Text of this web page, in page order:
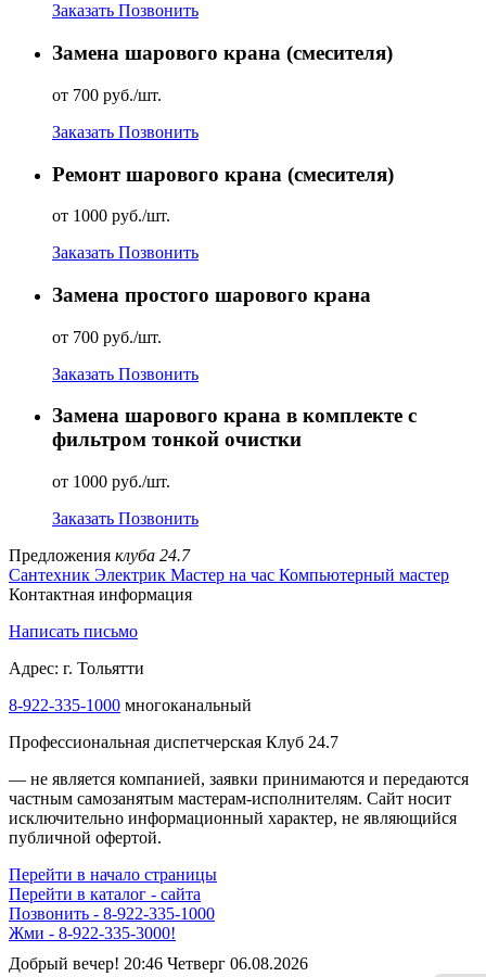
Заказать Позвонить
Замена шарового крана (смесителя)
от 700 руб./шт.
Заказать Позвонить
Ремонт шарового крана (смесителя)
от 1000 руб./шт.
Заказать Позвонить
Замена простого шарового крана
от 700 руб./шт.
Заказать Позвонить
Замена шарового крана в комплекте с
фильтром тонкой очистки
от 1000 руб./шт.
Заказать Позвонить
Предложения клуба 24.7
Сантехник Электрик Мастер на час Компьютерный мастер
Контактная информация
Написать письмо
Адрес: г. Тольятти
8-922-335-1000 многоканальный
Профессиональная диспетчерская Клуб 24.7
— не является компанией, заявки принимаются и передаются
частным самозанятым мастерам‑исполнителям. Сайт носит
исключительно информационный характер, не являющийся
публичной офертой.
Перейти в начало страницы
Перейти в каталог - сайта
Позвонить - 8-922-335-1000
Жми - 8-922-335-3000!
Добрый вечер! 20:46 Четверг 06.08.2026